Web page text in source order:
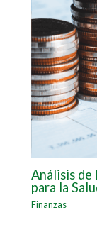
Análisis
para la
Finanzas